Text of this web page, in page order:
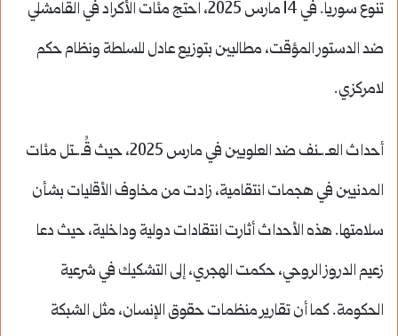
تنوع سوريا. في 14 مارس 2025، احتج مئات الأكراد في القامشلي
ضد الدستور المؤقت، مطالبين بتوزيع عادل للسلطة ونظام حكم
لامركزي.
أحداث العـ.ـنف ضد العلويين في مارس 2025، حيث قُـ.ـتل مئات
المدنيين في هجمات انتقامية، زادت من مخاوف الأقليات بشأن
سلامتها. هذه الأحداث أثارت انتقادات دولية وداخلية، حيث دعا
زعيم الدروز الروحي، حكمت الهجري، إلى التشكيك في شرعية
الحكومة. كما أن تقارير منظمات حقوق الإنسان، مثل الشبكة